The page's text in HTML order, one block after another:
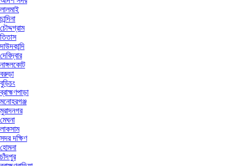
লালমাই
চান্দিনা
চৌদ্দগ্রাম
তিতাস
দাউদকান্দি
দেবিদ্বার
নাঙ্গলকোট
বরুড়া
বুড়িচং
ব্রাহ্মণপাড়া
মনোহরগঞ্জ
মুরাদনগর
মেঘনা
লাকসাম
সদর দক্ষিণ
হোমনা
চাঁদপুর